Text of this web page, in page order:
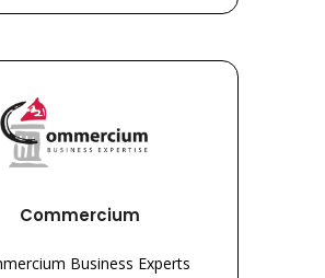
Commercium
Business Experts